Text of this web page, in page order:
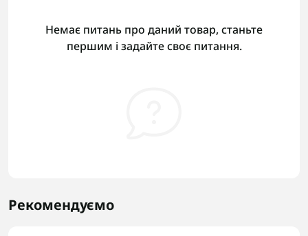
Немає питань про даний товар, станьте
першим і задайте своє питання.
Рекомендуємо